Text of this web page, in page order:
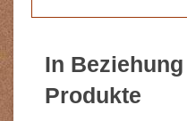
In
Produkte